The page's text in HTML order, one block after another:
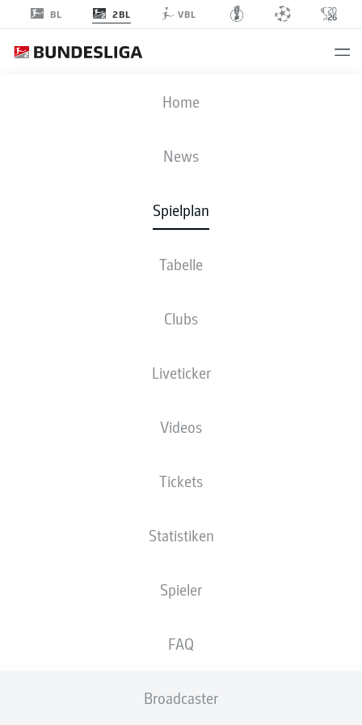
BL 2BL VBL
Home
News
Spielplan
Tabelle
Clubs
Liveticker
Videos
Tickets
Statistiken
Spieler
FAQ
Broadcaster
SVD
AUFSTELLUNGEN
0 0